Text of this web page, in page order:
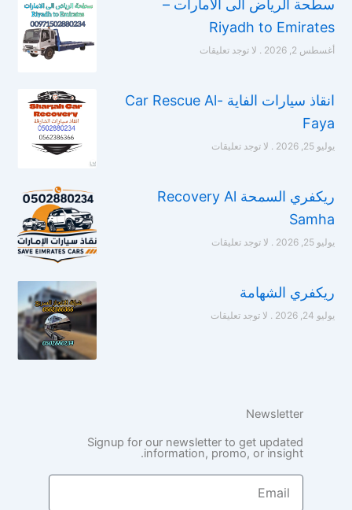
سطحة الرياض الى الامارات –
Riyadh to Emirates
أغسطس 2, 2026 لا توجد تعليقات
انقاذ سيارات الفاية Car Rescue Al-
Faya
يوليو 25, 2026 لا توجد تعليقات
ريكفري السمحة Recovery Al
Samha
يوليو 25, 2026 لا توجد تعليقات
ريكفري الشهامة
يوليو 24, 2026 لا توجد تعليقات
Newsletter
Signup for our newsletter to get updated
information, promo, or insight.
Email